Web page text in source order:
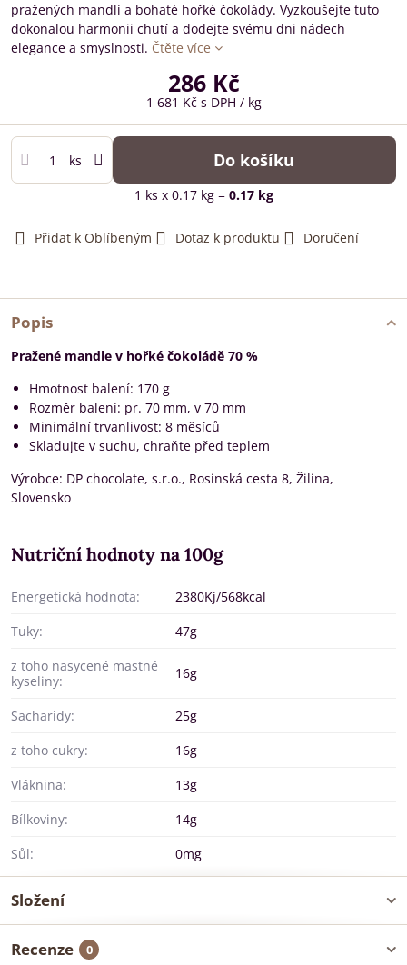
pražených mandlí a bohaté hořké čokolády. Vyzkoušejte tuto
dokonalou harmonii chutí a dodejte svému dni nádech
elegance a smyslnosti. Čtěte více
286 Kč
1 681 Kč s DPH / kg
ks Do košíku
1 ks x 0.17 kg = 0.17kg
Přidat k Oblíbeným Dotaz k produktu Doručení
Popis
Pražené mandle v hořké čokoládě 70 %
Hmotnost balení: 170 g
Rozměr balení: pr. 70 mm, v 70 mm
Minimální trvanlivost: 8 měsíců
Skladujte v suchu, chraňte před teplem
Výrobce: DP chocolate, s.r.o., Rosinská cesta 8, Žilina,
Slovensko
Nutriční hodnoty na 100g
Energetická hodnota:
2380Kj/568kcal
Tuky:
47g
z toho nasycené mastné
kyseliny:
16g
Sacharidy:
25g
z toho cukry:
16g
Vláknina:
13g
Bílkoviny:
14g
Sůl:
0mg
Složení
Recenze 0